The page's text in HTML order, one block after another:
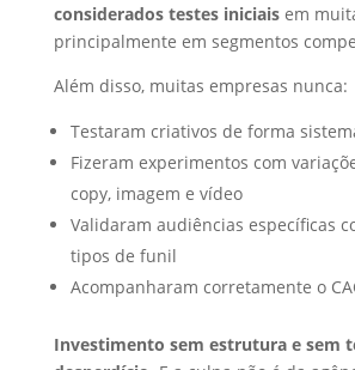
considerados testes iniciaisem
principalmente em segmentos
Além disso, muitas empresas nunca:
Testaram criativos de forma
Fizeram experimentos com
copy, imagem e vídeo
Validaram audiências específicas
tipos de funil
Acompanharam corretamente o
Investimento sem estrutura e sem